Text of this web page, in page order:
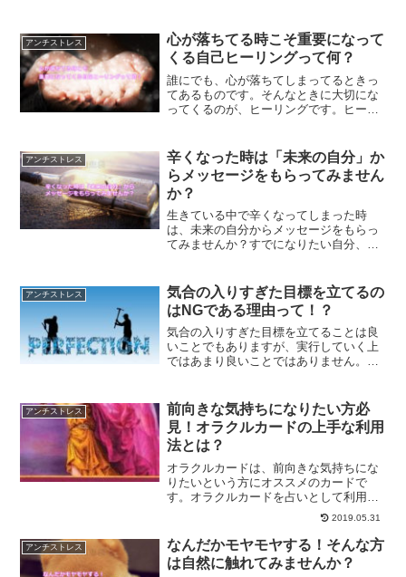
旦立ち止まって考えてみる時間を作って
みませんか？
アンチストレス
心が落ちてる時こそ重要になって
くる自己ヒーリングって何？
誰にでも、心が落ちてしまってるときっ
てあるものです。そんなときに大切にな
ってくるのが、ヒーリングです。ヒーリ
癒す方法をご紹介します。
アンチストレス
辛くなった時は「未来の自分」か
らメッセージをもらってみません
か？
生きている中で辛くなってしまった時
は、未来の自分からメッセージをもらっ
てみませんか？すでになりたい自分、あ
なるでしょう。
アンチストレス
気合の入りすぎた目標を立てるの
はNGである理由って！？
気合の入りすぎた目標を立てることは良
いことでもありますが、実行していく上
ではあまり良いことではありません。な
か？達成率が上がる目標の立て方につい
て、解説していきます。
アンチストレス
前向きな気持ちになりたい方必
見！オラクルカードの上手な利用
法とは？
オラクルカードは、前向きな気持ちにな
りたいという方にオススメのカードで
す。オラクルカードを占いとして利用す
るのではなく、セルフヒーリングとして
利用する事で、自分自身を浄化してプラ
ス思考、前向きな気持ちにさせ、さらに
悩みを解決していくという方法をご紹介
します。
2019.05.31
アンチストレス
なんだかモヤモヤする！そんな方
は自然に触れてみませんか？